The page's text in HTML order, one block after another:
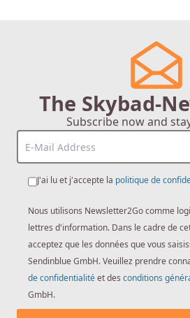
The Skybad-
Subscribe now and
J'ai lu et j'accepte la politique de
Nous utilisons Newsletter2Go comme
lettres d'information. Dans le cadre de
acceptez que les données que vous
Sendinblue GmbH. Veuillez prendre
de confidentialitéet des conditions
GmbH.